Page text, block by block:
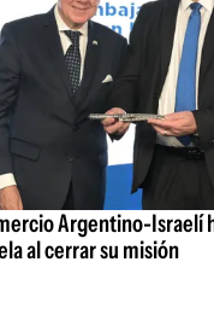
Argentino-Israelí
al cerrar su misión